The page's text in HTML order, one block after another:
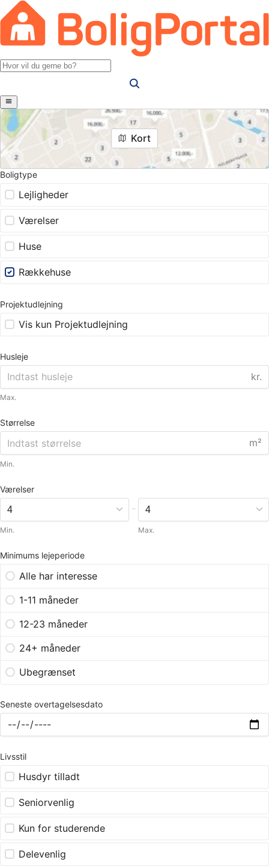
Kort
Boligtype
Lejligheder
Værelser
Huse
Rækkehuse
Projektudlejning
Vis kun Projektudlejning
Husleje
kr.
Max.
Størrelse
m²
Min.
Værelser
Min.
-
Max.
Minimums lejeperiode
Alle har interesse
1-11 måneder
12-23 måneder
24+ måneder
Ubegrænset
Seneste overtagelsesdato
Livsstil
Husdyr tilladt
Seniorvenlig
Kun for studerende
Delevenlig